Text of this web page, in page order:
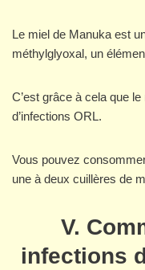
Le miel de Manuka est
méthylglyoxal, un
C’est grâce à cela que
d’infections ORL.
Vous pouvez
une à deux cuillères de
V.
infections